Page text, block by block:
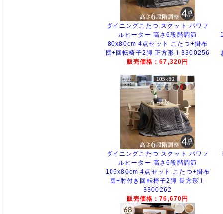
ダイニングこたつ スクット パワフ
ルヒーター 高さ6段階調節
80x80cm 4点セット こたつ+掛布
団+回転椅子2脚 正方形 i-3300256
販売価格：67,320円
ダイニングこたつ スクット パワフ
ルヒーター 高さ6段階調節
105x80cm 4点セット こたつ+掛布
団+肘付き回転椅子2脚 長方形 i-
3300262
販売価格：76,670円